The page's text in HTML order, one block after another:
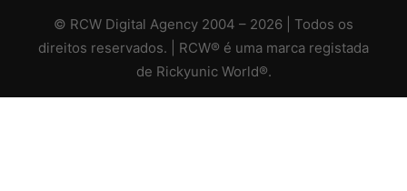
© RCW Digital Agency 2004 – 2026 | Todos os
direitos reservados. | RCW® é uma marca registada
de Rickyunic World®.